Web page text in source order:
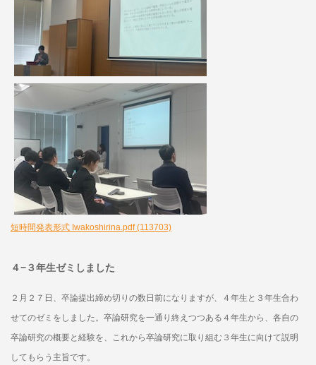
短時間発表形式 Iwakoshirina.pdf (113703)
４−３年生ゼミしました
２月２７日、卒論提出締め切りの数日前になりますが、４年生と３年生合わ
せてのゼミをしました。卒論研究を一通り終えつつある４年生から、各自の
卒論研究の概要と経験を、これから卒論研究に取り組む３年生に向けて説明
してもらう主旨です。